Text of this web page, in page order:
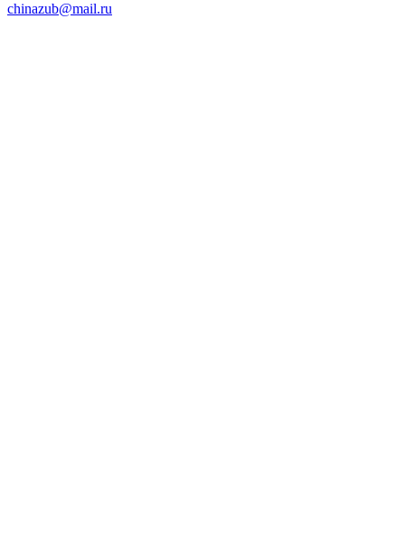
chinazub@mail.ru